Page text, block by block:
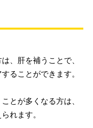
、肝を補うことで、
ることができます。
とが多くなる方は、
れます。